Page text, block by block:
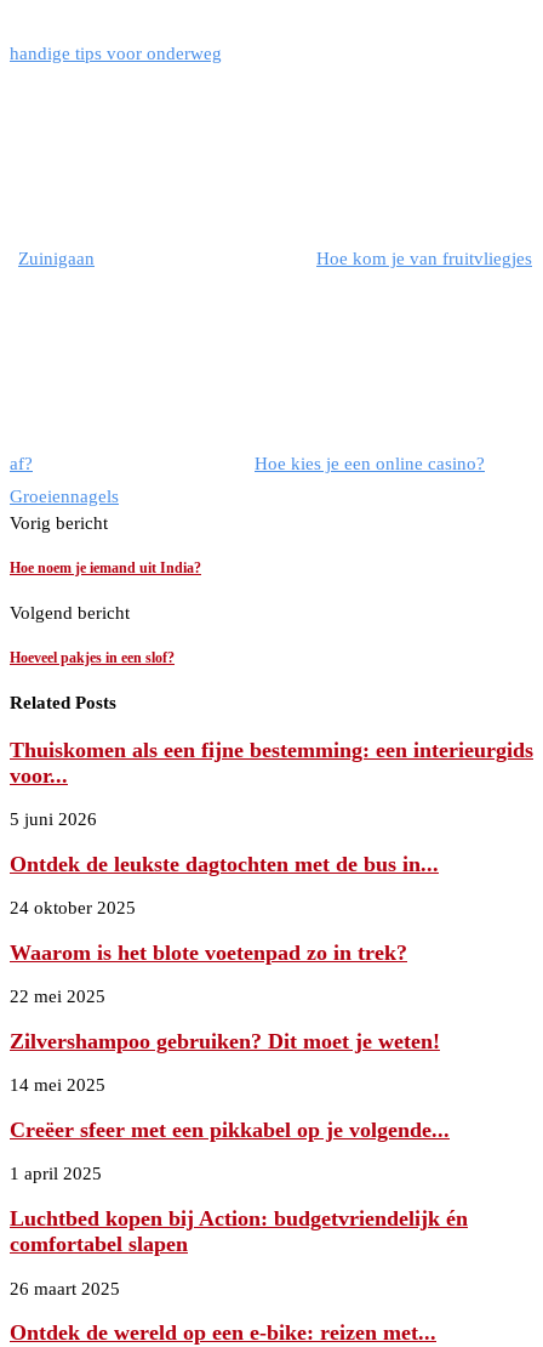
handige tips voor onderweg
Zuinigaan Hoe kom je van fruitvliegjes
af?
Hoe kies je een online casino?
Groeiennagels
Vorig bericht
Hoe noem je iemand uit India?
Volgend bericht
Hoeveel pakjes in een slof?
Related Posts
Thuiskomen als een fijne bestemming: een interieurgids
voor...
5 juni 2026
Ontdek de leukste dagtochten met de bus in...
24 oktober 2025
Waarom is het blote voetenpad zo in trek?
22 mei 2025
Zilvershampoo gebruiken? Dit moet je weten!
14 mei 2025
Creëer sfeer met een pikkabel op je volgende...
1 april 2025
Luchtbed kopen bij Action: budgetvriendelijk én
comfortabel slapen
26 maart 2025
Ontdek de wereld op een e-bike: reizen met...